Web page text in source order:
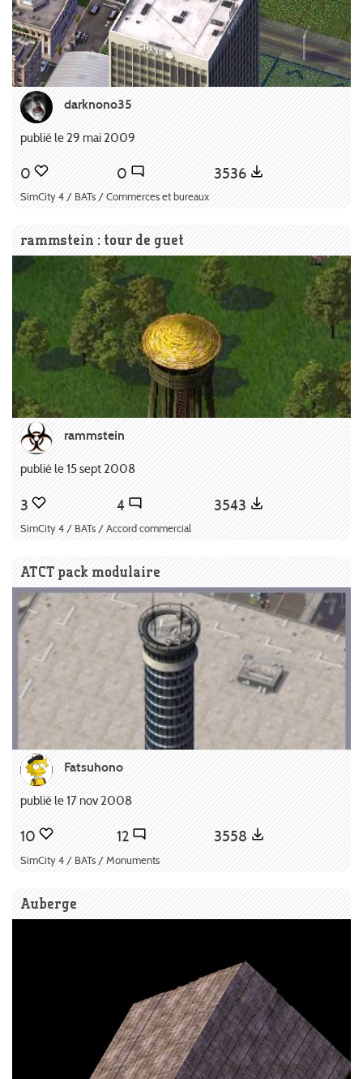
darknono35
publié le 29 mai 2009
0 0 3536
SimCity 4 / BATs / Commerces et bureaux
rammstein : tour de guet
rammstein
publié le 15 sept 2008
3 4 3543
SimCity 4 / BATs / Accord commercial
ATCT pack modulaire
Fatsuhono
publié le 17 nov 2008
10 12 3558
SimCity 4 / BATs / Monuments
Auberge